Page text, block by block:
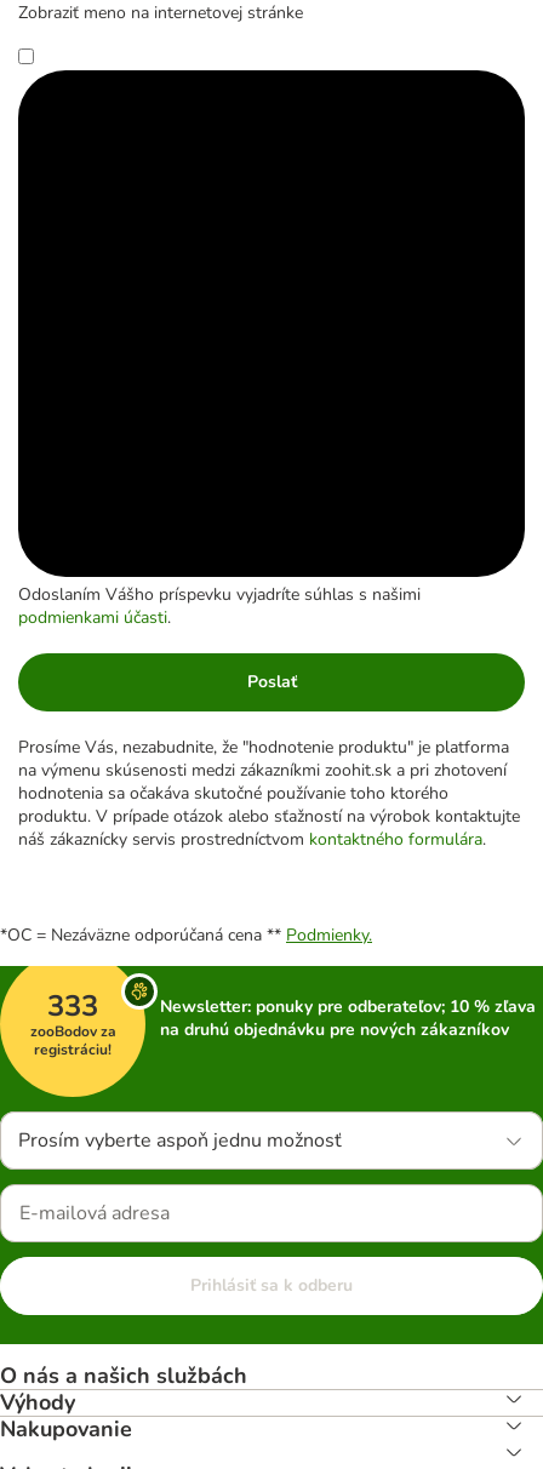
Zobraziť meno na internetovej stránke
Odoslaním Vášho príspevku vyjadríte súhlas s našimi
podmienkami účasti.
Poslať
Prosíme Vás, nezabudnite, že "hodnotenie produktu" je platforma
na výmenu skúsenosti medzi zákazníkmi zoohit.sk a pri zhotovení
hodnotenia sa očakáva skutočné používanie toho ktorého
produktu. V prípade otázok alebo sťažností na výrobok kontaktujte
náš zákaznícky servis prostredníctvom kontaktného formulára.
*OC = Nezáväzne odporúčaná cena ** Podmienky.
333
zooBodov za
registráciu!
Newsletter: ponuky pre odberateľov; 10 % zľava
na druhú objednávku pre nových zákazníkov
Prosím vyberte aspoň jednu možnosť
Prihlásiť sa k odberu
O nás a našich službách
Výhody
Nakupovanie